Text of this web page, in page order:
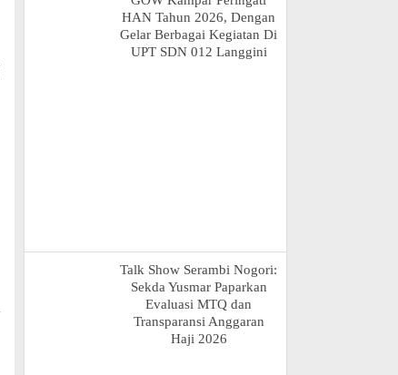
HAN Tahun 2026, Dengan
Gelar Berbagai Kegiatan Di
UPT SDN 012 Langgini
Talk Show Serambi Nogori:
Sekda Yusmar Paparkan
Evaluasi MTQ dan
Transparansi Anggaran
Haji 2026